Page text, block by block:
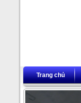
Trang chủ